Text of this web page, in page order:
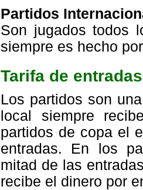
Partidos
Son jugados todos
siempre es hecho
Tarifa de entradas
Los partidos son
local siempre
partidos de copa el
entradas. En los
mitad de las
recibe el dinero por